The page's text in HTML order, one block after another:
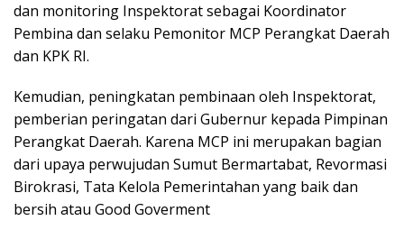
dan monitoring Inspektorat sebagai Koordinator
Pembina dan selaku Pemonitor MCP Perangkat Daerah
dan KPK RI.
Kemudian, peningkatan pembinaan oleh Inspektorat,
pemberian peringatan dari Gubernur kepada Pimpinan
Perangkat Daerah. Karena MCP ini merupakan bagian
dari upaya perwujudan Sumut Bermartabat, Revormasi
Birokrasi, Tata Kelola Pemerintahan yang baik dan
bersih atau Good Goverment